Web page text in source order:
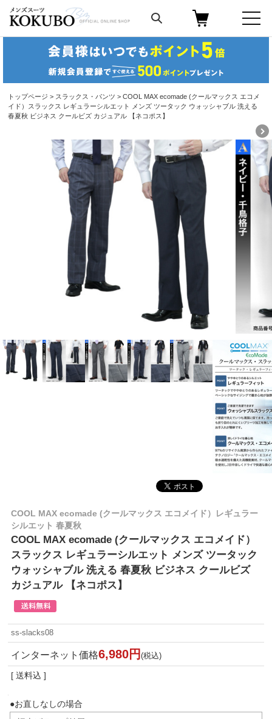
トップページ > スラックス・パンツ > COOL MAX ecomade (クールマックス エコメ
イド）スラックス レギュラーシルエット メンズ ツータック ウォッシャブル 洗える
春夏秋 ビジネス クールビズ カジュアル 【ネコポス】
COOL MAX ecomade (クールマックス エコメイド）レギュラー
シルエット 春夏秋
COOL MAX ecomade (クールマックス エコメイド）
スラックス レギュラーシルエット メンズ ツータック
ウォッシャブル 洗える 春夏秋 ビジネス クールビズ
カジュアル 【ネコポス】
ss-slacks08
インターネット価格6,980円(税込)
[ 送料込 ]
●お直しなしの場合